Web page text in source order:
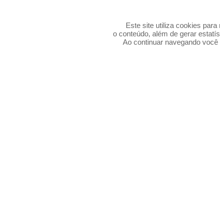
Este site utiliza cookies
o conteúdo, além de gerar
Ao continuar navegando